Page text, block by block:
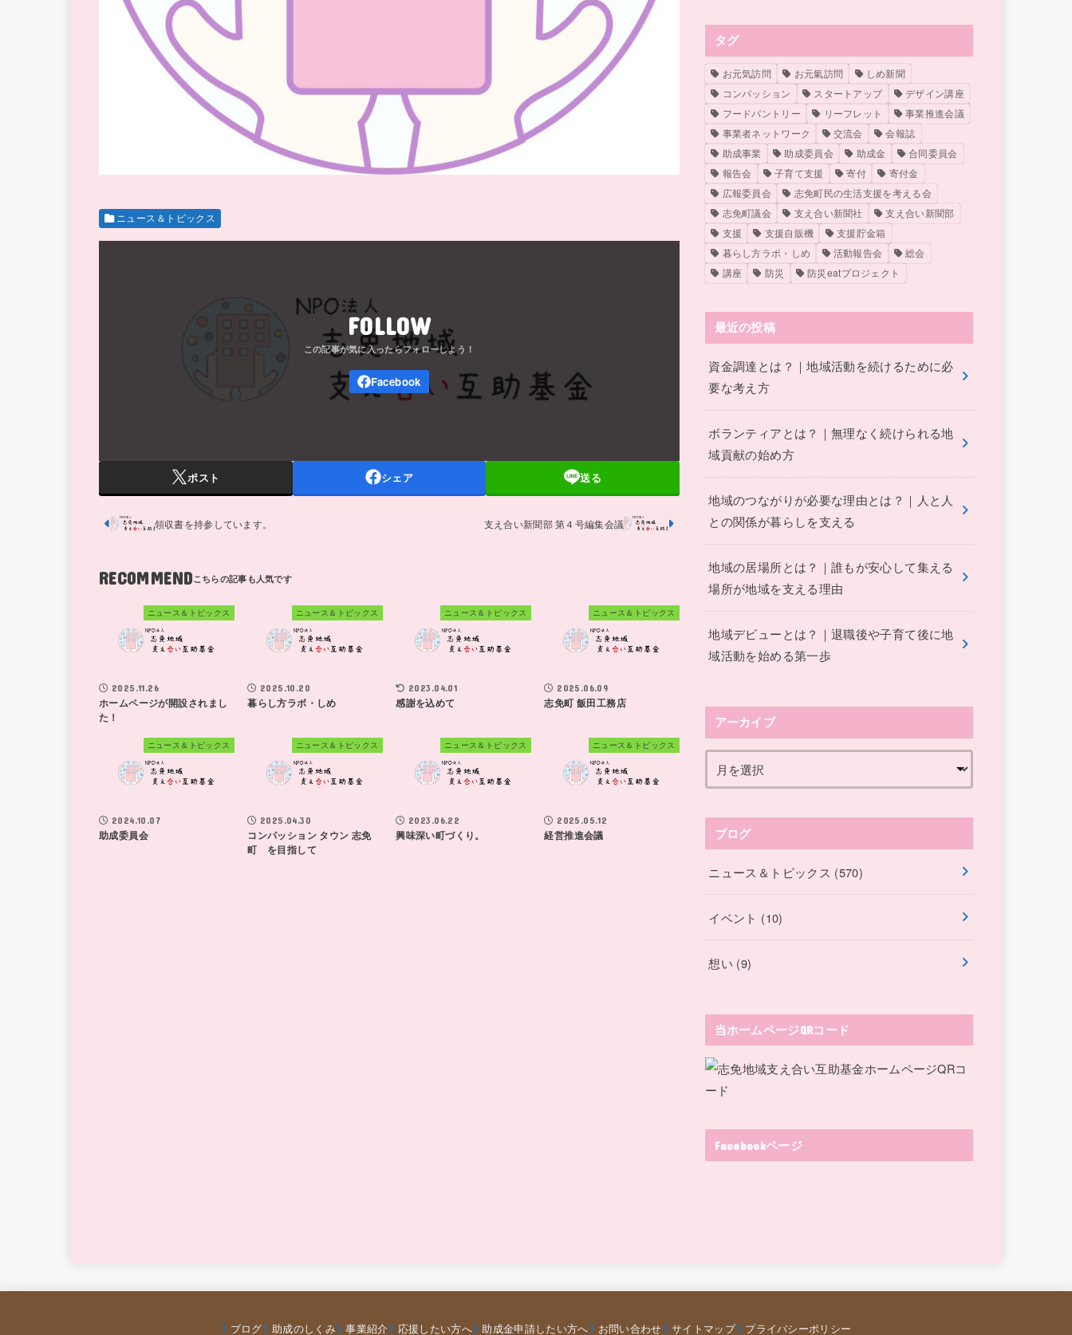
ニュース＆トピックス
FOLLOW
ポスト シェア 送る
領収書を持参しています。 支え合い新聞部 第４号編集会議
RECOMMEND
ニュース＆トピックス
2025.11.26
ホームページが開設されまし
た！
ニュース＆トピックス
2025.10.20
暮らし方ラボ・しめ
ニュース＆トピックス
2023.04.01
感謝を込めて
ニュース＆トピックス
2025.06.09
志免町 飯田工務店
ニュース＆トピックス
2024.10.07
助成委員会
ニュース＆トピックス
2025.04.30
コンパッション タウン 志免
町 を目指して
ニュース＆トピックス
2023.06.22
興味深い町づくり。
ニュース＆トピックス
2025.05.12
経営推進会議
タグ
お元気訪問 お元氣訪問
しめ新聞
コンパッション
スタートアップ
デザイン講座
フードパントリー
リーフレット
事業推進会議
事業者ネットワーク
交流会
会報誌
助成事業
助成委員会 助成金
合同委員会
報告会
子育て支援 寄付
寄付金
広報委員会
志免町民の生活支援を考える会
志免町議会
支え合い新聞社
支え合い新聞部
支援
支援自販機
支援貯金箱
暮らし方ラボ・しめ
活動報告会
総会
講座
防災 防災eatプロジェクト
最近の投稿
資金調達とは？｜地域活動を続けるために必
要な考え方
ボランティアとは？｜無理なく続けられる地
域貢献の始め方
地域のつながりが必要な理由とは？｜人と人
との関係が暮らしを支える
地域の居場所とは？｜誰もが安心して集える
場所が地域を支える理由
地域デビューとは？｜退職後や子育て後に地
域活動を始める第一歩
アーカイブ
ブログ
ニュース＆トピックス (570)
イベント (10)
想い (9)
当ホームページQRコード
Facebookページ
ブログ 助成のしくみ 事業紹介 応援したい方へ 助成金申請したい方へ お問い合わせ サイトマップ プライバシーポリシー